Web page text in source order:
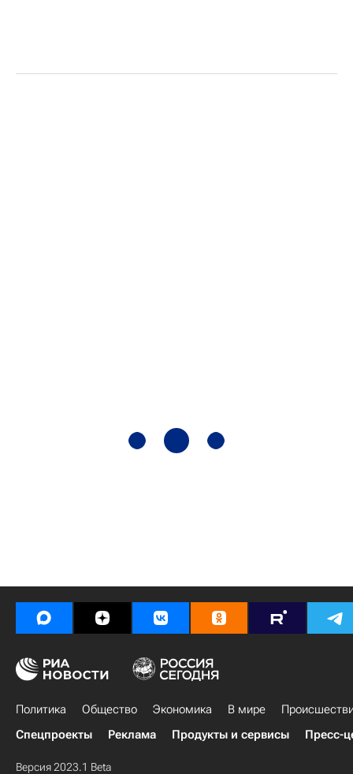
Политика Общество Экономика В мире
Спецпроекты
Реклама Продукты и сервисы Пресс-
Версия 2023.1 Beta